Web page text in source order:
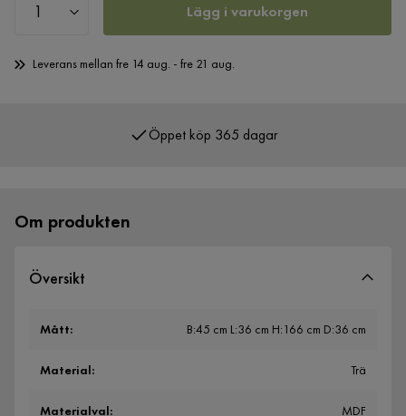
Lägg i varukorgen
Leverans mellan fre 14 aug. - fre 21 aug.
Om produkten
Översikt
Mått: B:45 cm L:36 cm H:166 cm D:36 cm
Material: Trä
Materialval: MDF